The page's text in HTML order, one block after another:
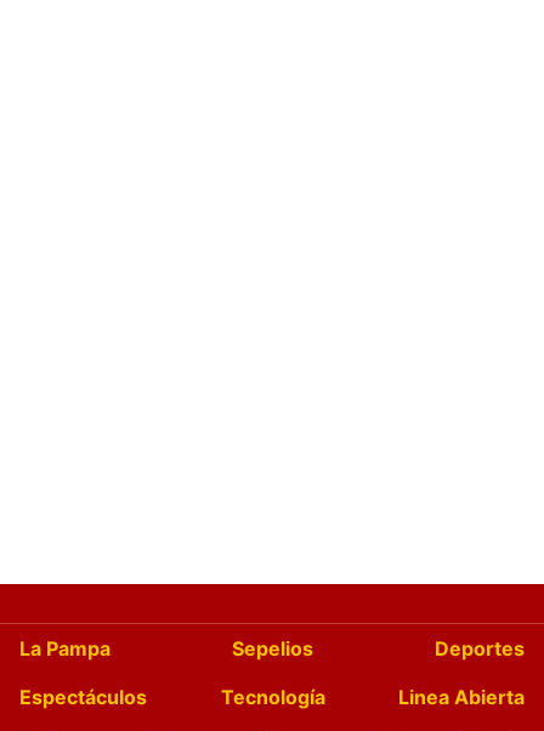
La Pampa Sepelios
Deportes
Espectáculos
Tecnología
Linea Abierta